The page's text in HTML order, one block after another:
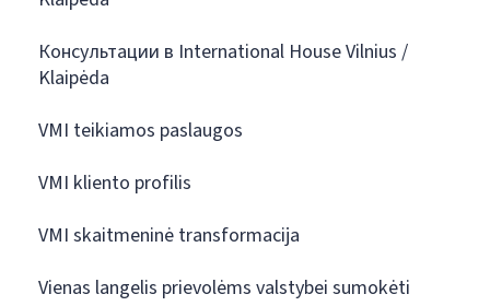
Консультации в International House Vilnius /
Klaipėda
VMI teikiamos paslaugos
VMI kliento profilis
VMI skaitmeninė transformacija
Vienas langelis prievolėms valstybei sumokėti